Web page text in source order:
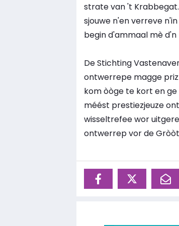
strate van 't
sjouwe n'en verreve
begin d'ammaal mè
De Stichting
ontwerrepe magge
kom òòge te kort en
méést prestiezjeuze
wisseltrefee wor
ontwerrep vor de